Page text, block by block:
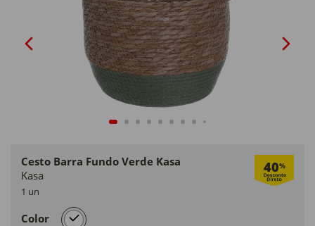
Cesto Barra Fundo Verde Kasa 40%
Kasa
1 un
Color selected